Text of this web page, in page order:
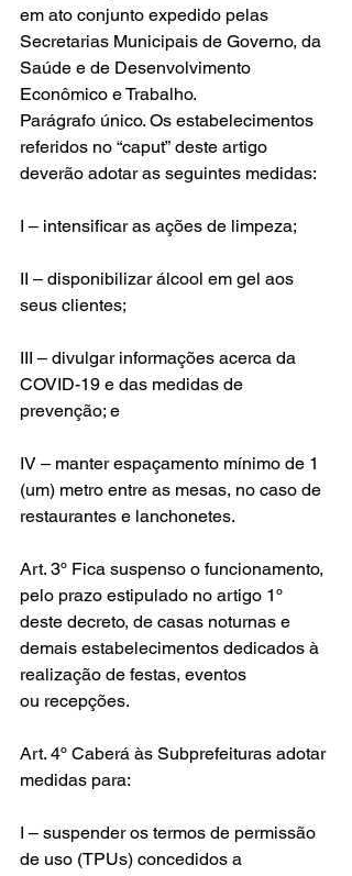
em ato conjunto expedido pelas
Secretarias Municipais de Governo, da
Saúde e de Desenvolvimento
Econômico e Trabalho.
Parágrafo único. Os estabelecimentos
referidos no “caput” deste artigo
deverão adotar as seguintes medidas:
I – intensificar as ações de limpeza;
II – disponibilizar álcool em gel aos
seus clientes;
III – divulgar informações acerca da
COVID-19 e das medidas de
prevenção; e
IV – manter espaçamento mínimo de 1
(um) metro entre as mesas, no caso de
restaurantes e lanchonetes.
Art. 3º Fica suspenso o funcionamento,
pelo prazo estipulado no artigo 1º
deste decreto, de casas noturnas e
demais estabelecimentos dedicados à
realização de festas, eventos
ou recepções.
Art. 4º Caberá às Subprefeituras adotar
medidas para:
I – suspender os termos de permissão
de uso (TPUs) concedidos a